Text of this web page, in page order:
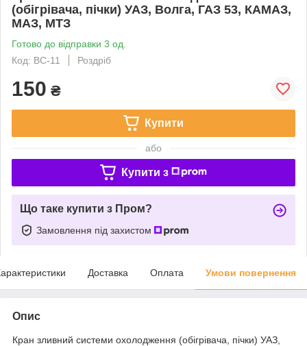
(обігрівача, пічки) УАЗ, Волга, ГАЗ 53, КАМАЗ,
МАЗ, МТЗ
Готово до відправки 3 од.
Код: ВС-11
Роздріб
150 ₴
Купити
або
Купити з
Що таке купити з Пром?
Замовлення під захистом
Доставка Оплата Умови повернення
Опис
Кран зливний системи охолодження (обігрівача, пічки) УАЗ,